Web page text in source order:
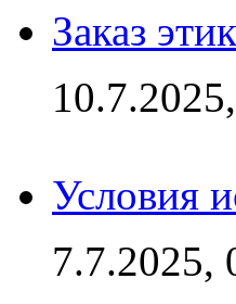
Заказ
Условия
7.7.2025,